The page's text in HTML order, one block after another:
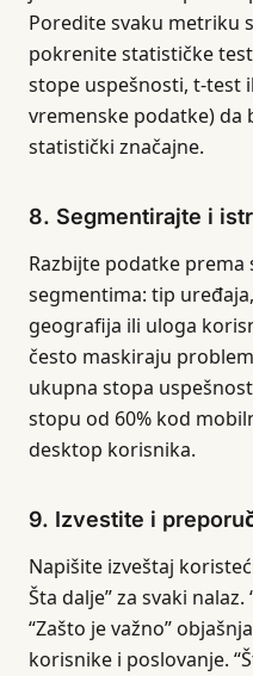
Poredite svaku metriku
pokrenite statističke
stope uspešnosti, t-test
vremenske podatke) da
statistički značajne.
8. Segmentirajte i
Razbijte podatke
segmentima: tip
geografija ili uloga
često maskiraju
ukupna stopa
stopu od 60% kod
desktop korisnika.
9. Izvestite i
Napišite izveštaj
Šta dalje” za svaki
“Zašto je važno”
korisnike i poslovanje.